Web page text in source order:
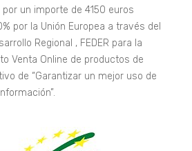
por un importe de 4150 euros
por la Unión Europea a través del
Regional , FEDER para la
Venta Online de productos de
de “Garantizar un mejor uso de